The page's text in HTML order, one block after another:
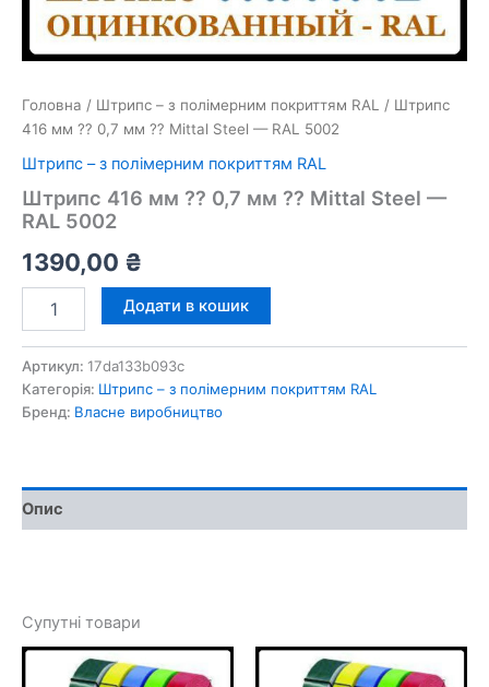
Головна / Штрипс – з полімерним покриттям RAL / Штрипс
416 мм ⁇ 0,7 мм ⁇ Mittal Steel — RAL 5002
Штрипс – з полімерним покриттям RAL
Штрипс 416 мм ⁇ 0,7 мм ⁇ Mittal Steel —
RAL 5002
1390,00 ₴
⁇
0,7
мм
—
RAL
Додати в кошик
Артикул: 17da133b093c
Категорія: Штрипс – з полімерним покриттям RAL
Бренд: Власне виробництво
Опис
Супутні товари